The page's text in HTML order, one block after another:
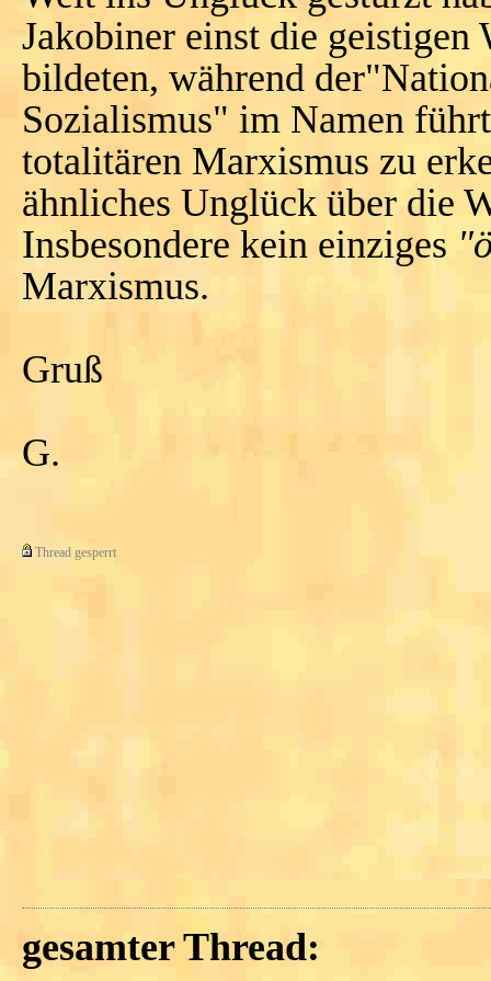
Jakobiner einst die
bildeten, während
Sozialismus" im Namen
totalitären Marxismus zu
ähnliches Unglück über die
Insbesondere kein einziges
Marxismus.
Gruß
G.
Thread gesperrt
gesamter Thread: